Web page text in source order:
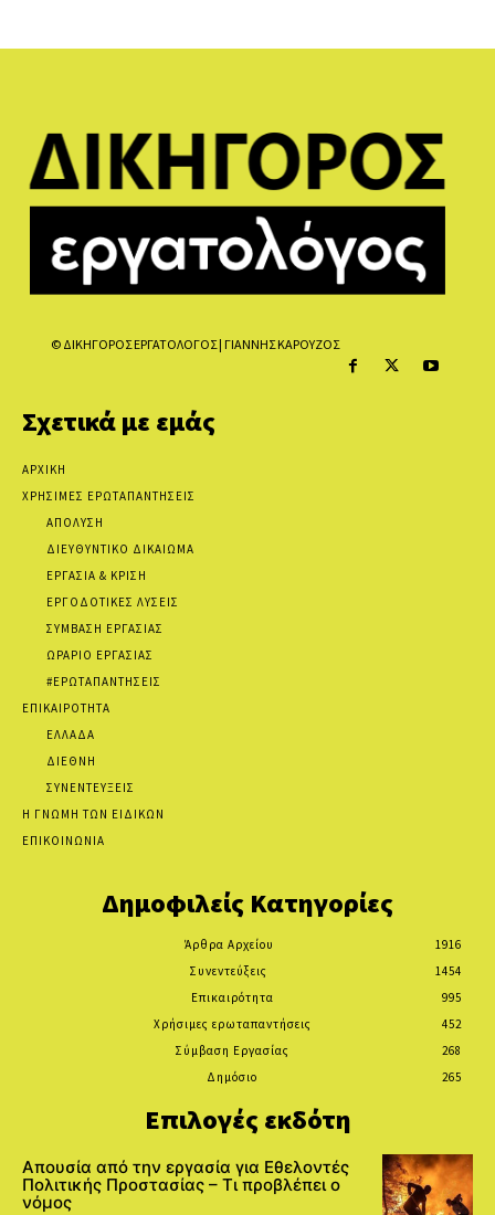
© ΔΙΚΗΓΟΡΟΣ ΕΡΓΑΤΟΛΟΓΟΣ | ΓΙΑΝΝΗΣ ΚΑΡΟΥΖΟΣ
Σχετικά με εμάς
ΑΡΧΙΚΗ
ΧΡΗΣΙΜΕΣ ΕΡΩΤΑΠΑΝΤΗΣΕΙΣ
ΑΠΟΛΥΣΗ
ΔΙΕΥΘΥΝΤΙΚΟ ΔΙΚΑΙΩΜΑ
ΕΡΓΑΣΙΑ & ΚΡΙΣΗ
ΕΡΓΟΔΟΤΙΚΕΣ ΛΥΣΕΙΣ
ΣΥΜΒΑΣΗ ΕΡΓΑΣΙΑΣ
ΩΡΑΡΙΟ ΕΡΓΑΣΙΑΣ
#ΕΡΩΤΑΠΑΝΤΗΣΕΙΣ
ΕΠΙΚΑΙΡΟΤΗΤΑ
ΕΛΛΑΔΑ
ΔΙΕΘΝΗ
ΣΥΝΕΝΤΕΥΞΕΙΣ
Η ΓΝΩΜΗ ΤΩΝ ΕΙΔΙΚΩΝ
ΕΠΙΚΟΙΝΩΝΙΑ
Δημοφιλείς Κατηγορίες
Άρθρα Αρχείου
1916
Συνεντεύξεις
1454
Επικαιρότητα
995
Χρήσιμες ερωταπαντήσεις
452
Σύμβαση Εργασίας
268
Δημόσιο
265
Επιλογές εκδότη
Απουσία από την εργασία για Εθελοντές
Πολιτικής Προστασίας – Τι προβλέπει ο
νόμος